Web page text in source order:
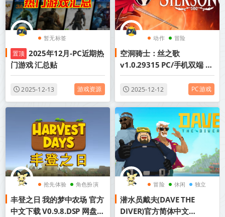
暂无标签
置顶 2025年12月-PC近期热
门游戏 汇总贴
2025-12-13 游戏资源
动作 冒险
类银河战士恶魔城
空洞骑士：丝之歌
v1.0.29315 PC/手机双端 单
机+联机 全DLC 送修改器
（Hollow Knight
Silksong）中文版网盘下载
2025-12-12 PC游戏
抢先体验 角色扮演
独立
丰登之日 我的梦中农场 官方
中文下载 V0.9.8.DSP 网盘下
冒险 休闲 独立
潜水员戴夫(DAVE THE
DIVER)官方简体中文